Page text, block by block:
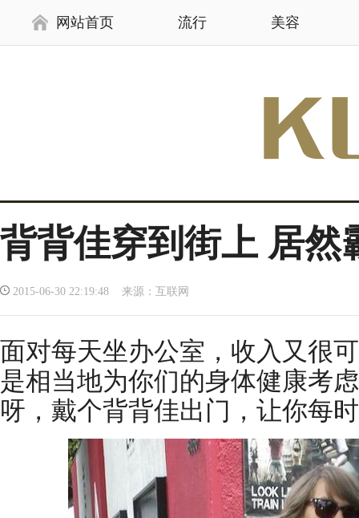
网站首页 流行 美容
背背佳穿到街上 居然
2015-06-30 22:19:48 来源：互联网
面对每天坐办公室，收入又很
是相当地为你们的身体健康考
呀，戴个背背佳出门，让你每